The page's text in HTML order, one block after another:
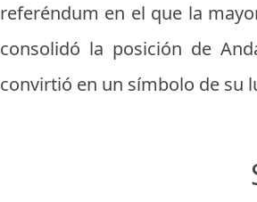
referéndum en el que la
consolidó la posición de
convirtió en un símbolo de su